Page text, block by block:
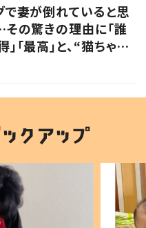
で妻が倒れていると思
の驚きの理由に「誰
「最高」と、“猫ちゃん